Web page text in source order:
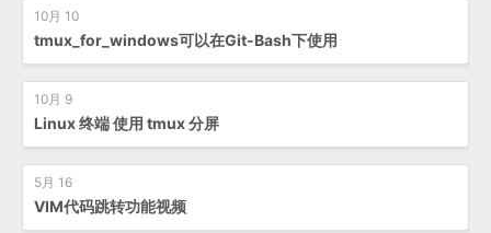
10月 10
tmux_for_windows可以在Git-Bash下使用
10月 9
Linux 终端 使用 tmux 分屏
5月 16
VIM代码跳转功能视频